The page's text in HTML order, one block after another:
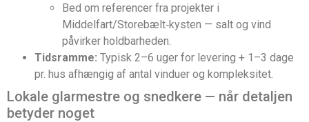
Bed om referencer fra projekter i
Middelfart/Storebælt‑kysten — salt og vind
påvirker holdbarheden.
Tidsramme: Typisk 2–6 uger for levering + 1–3 dage
pr. hus afhængig af antal vinduer og kompleksitet.
Lokale glarmestre og snedkere — når detaljen
betyder noget